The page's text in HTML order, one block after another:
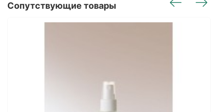
Сопутствующие товары